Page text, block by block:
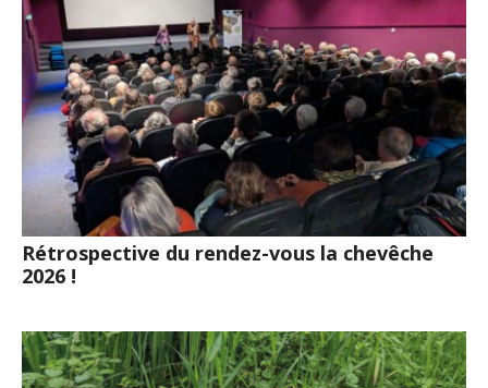
Rétrospective du rendez-vous la chevêche
2026 !